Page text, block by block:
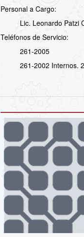
Personal a Cargo:
Lic. Leonardo Patzi
Teléfonos de Servicio:
261-2005
261-2002 Internos.